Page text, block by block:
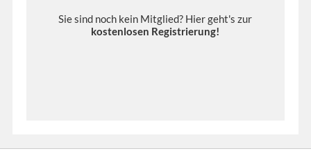
Sie sind noch kein Mitglied? Hier geht's zur
kostenlosen Registrierung!